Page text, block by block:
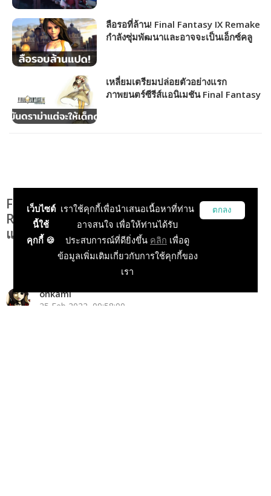
ลือรอที่ล้าน! Final Fantasy IX Remake
กำลังซุ่มพัฒนาและอาจจะเป็นเอ็กซ์คลู
เหลี่ยมเตรียมปล่อยตัวอย่างแรก
ภาพยนตร์ซีรีส์แอนิเมชัน Final Fantasy
Final Fantasy VI Pixel Remastered เกม
RPG ระดับตำนานวางจำหน่ายแล้ววันนี้ทุก
แพลตฟอร์ม!
onkami
25 Feb 2022, 09:58:00
เว็บไซต์
นี้ใช้
คุกกี้ 🍪
เราใช้คุกกี้เพื่อนำเสนอเนื้อหาที่ท่าน
อาจสนใจ เพื่อให้ท่านได้รับ
ประสบการณ์ที่ดียิ่งขึ้น คลิก เพื่อดู
ข้อมูลเพิ่มเติมเกี่ยวกับการใช้คุกกี้ของ
เรา
ตกลง